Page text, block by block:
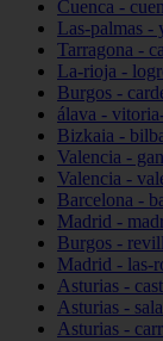
Cuenca -
Las-palmas -
Tarragona -
La-rioja -
Burgos -
álava -
Bizkaia -
Valencia -
Valencia -
Barcelona -
Madrid -
Burgos -
Madrid - las-
Asturias -
Asturias -
Asturias -